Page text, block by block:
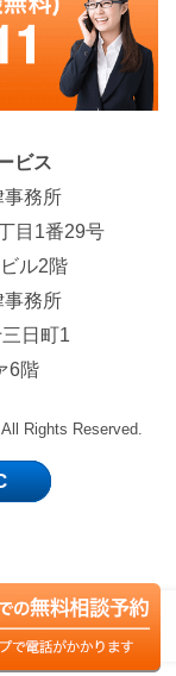
ビス
事務所
目1番29号
2階
事務所
日町1
階
Rights Reserved.